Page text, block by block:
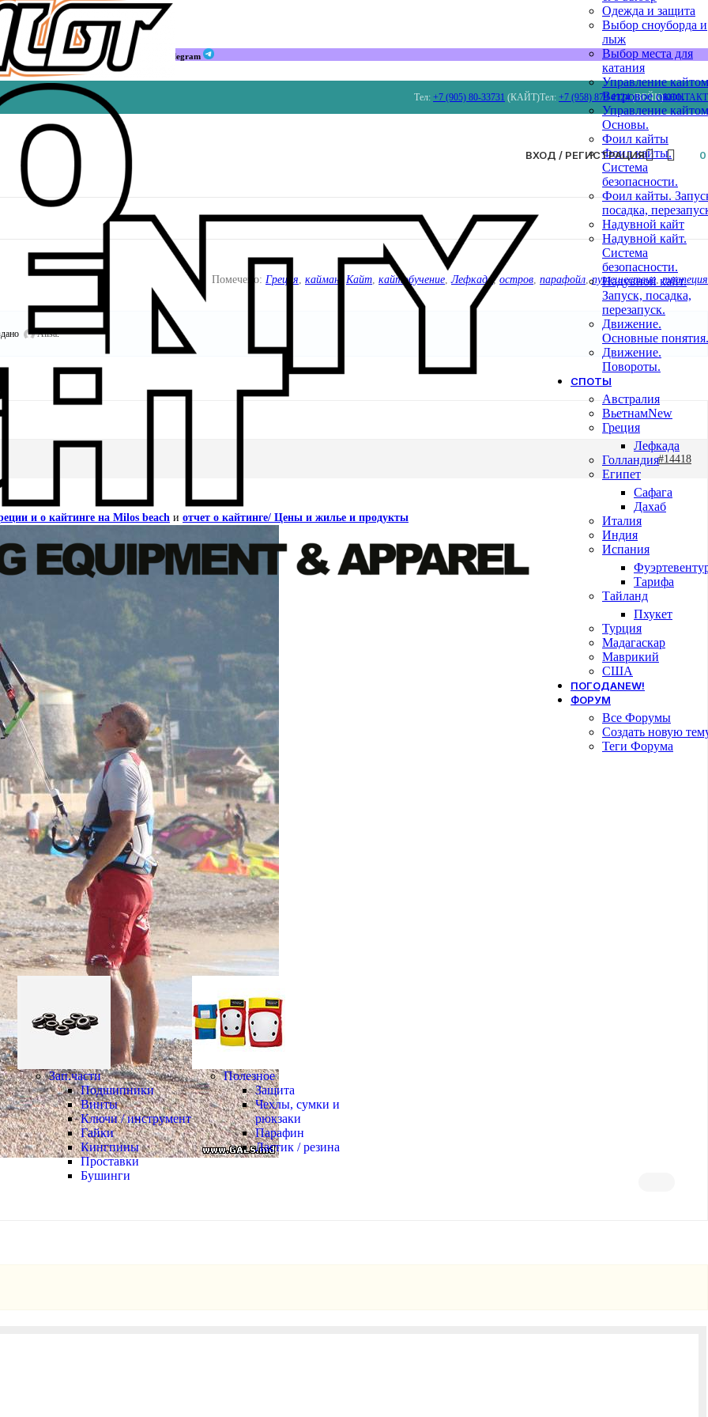
Мы в Telegram
Тел: +7 (905) 80-33731 (КАЙТ)Тел: +7 (958) 879 4124(ВЕЙК)
ВХОД / РЕГИСТРАЦИЯ 0
Зап.части
Подшипники
Винты
Ключи / инструмент
Гайки
Кингпины
Проставки
Бушинги
Полезное
Защита
Чехлы, сумки и
рюкзаки
Парафин
Ластик / резина
Одежда и защита
Выбор сноуборда и
лыж
Выбор места для
катания
Управление
Ветровое окно.
Управление
Основы.
Фоил кайты
Фоил кайты.
Система
безопасности.
Фоил кайты.
посадка,
Надувной кайт
Надувной кайт.
Система
безопасности.
Надувной кайт.
Запуск, посадка,
перезапуск.
Движение.
Основные понятия.
Движение.
Повороты.
СПОТЫ
Австралия
ВьетнамNew
Греция
Лефкада
Голландия
Египет
Сафага
Дахаб
Италия
Индия
Испания
Тарифа
Тайланд
Пхукет
Турция
Мадагаскар
Маврикий
США
ПОГОДАNEW!
ФОРУМ
Все Форумы
Создать новую
Теги Форума
Помечено: Греция кайман Кайт кайтобучение ,Лефкада ,остров парафойл ,путешествие ,трапеция
Alisa.
#14418
и о кайтинге на Milos beach и отчет о кайтинге/ Цены и жилье и продукты